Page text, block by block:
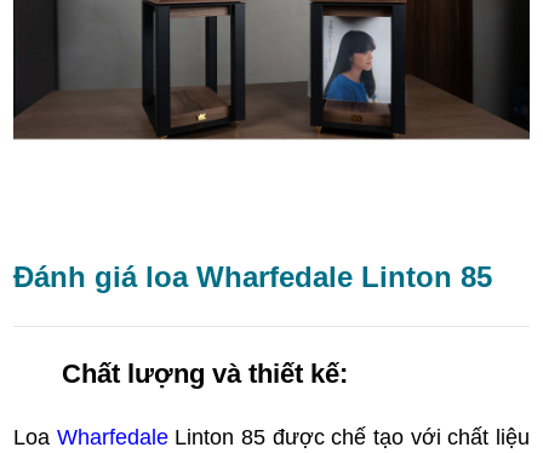
Đánh giá loa Wharfedale Linton 85
Chất lượng và thiết kế:
Loa WharfedaleLinton 85 được chế tạo với chất liệu